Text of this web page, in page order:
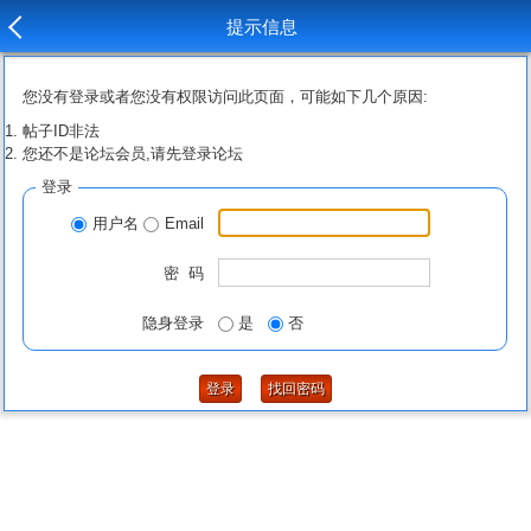
提示信息
您没有登录或者您没有权限访问此页面，可能如下几个原因:
帖子ID非法
您还不是论坛会员,请先登录论坛
登录
用户名 Email
密 码
隐身登录 是 否